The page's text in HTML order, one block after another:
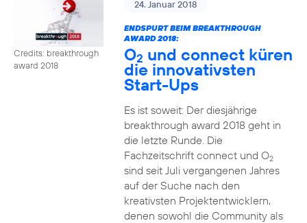
Credits: breakthrough
award 2018
24. Januar 2018
ENDSPURT BEIM BREAKTHROUGH
AWARD 2018:
O2 und connect küren
die innovativsten
Start-Ups
Es ist soweit: Der diesjährige
breakthrough award 2018 geht in
die letzte Runde. Die
Fachzeitschrift connect und O2
sind seit Juli vergangenen Jahres
auf der Suche nach den
kreativsten Projektentwicklern,
denen sowohl die Community als